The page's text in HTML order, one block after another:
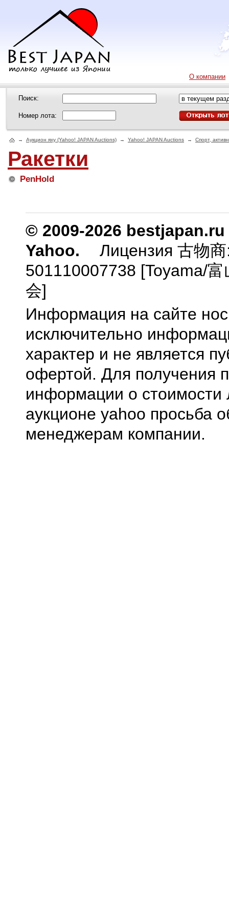
О компании
Поиск:
Номер лота:
→ Аукцион яху (Yahoo! JAPAN Auctions) → Yahoo! JAPAN Auctions → Спорт,
Ракетки
PenHold
© 2009-2026
Yahoo.
Лицензия 古物
501110007738 [Toyama/
会]
Информация на сайте
исключительно
характер и не является
офертой. Для получения
информации о стоимости
аукционе yahoo просьба
менеджерам компании.